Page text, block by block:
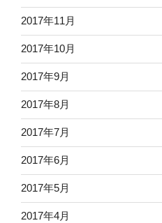
2017年11月
2017年10月
2017年9月
2017年8月
2017年7月
2017年6月
2017年5月
2017年4月